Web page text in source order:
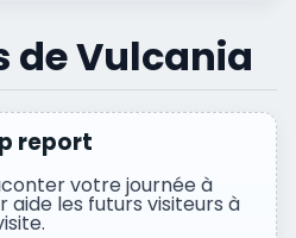
de Vulcania
report
votre journée à
aide les futurs visiteurs à